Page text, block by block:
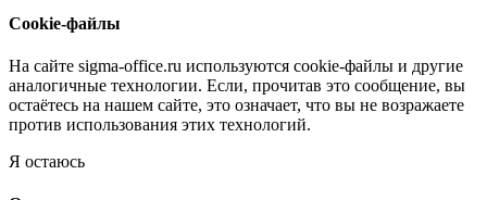
Cookie-файлы
На сайте sigma-office.ru используются cookie-файлы и другие
аналогичные технологии. Если, прочитав это сообщение, вы
остаётесь на нашем сайте, это означает, что вы не возражаете
против использования этих технологий.
Я остаюсь